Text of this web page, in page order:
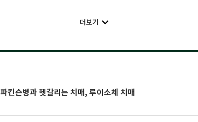
더보기
파킨슨병과 헷갈리는 치매, 루이소체 치매